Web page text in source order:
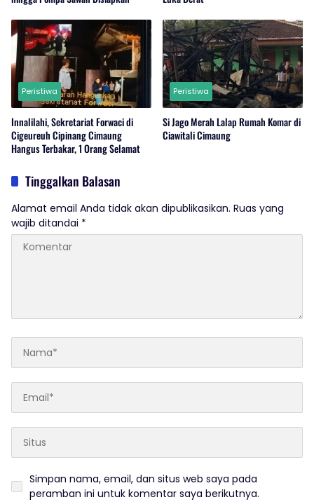
Peristiwa
Innalilahi, Sekretariat Forwaci di
Cigeureuh Cipinang Cimaung
Hangus Terbakar, 1 Orang Selamat
Peristiwa
Si Jago Merah Lalap Rumah Komar di
Ciawitali Cimaung
Tinggalkan Balasan
Alamat email Anda tidak akan dipublikasikan. Ruas yang
wajib ditandai *
Simpan nama, email, dan situs web saya pada
peramban ini untuk komentar saya berikutnya.